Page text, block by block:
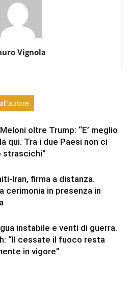
Vignola
oltre Trump: “E’ meglio
qui. Tra i due Paesi non ci
strascichi”
Iran, firma a distanza.
cerimonia in presenza in
instabile e venti di guerra.
“Il cessate il fuoco resta
in vigore”